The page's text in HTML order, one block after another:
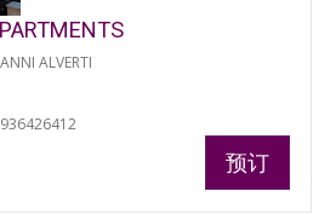
ALVERTI
预订